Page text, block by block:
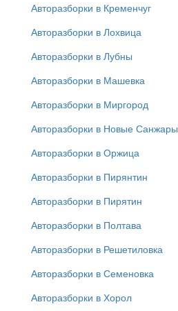
Авторазборки в Кременчуг
Авторазборки в Лохвица
Авторазборки в Лубны
Авторазборки в Машевка
Авторазборки в Миргород
Авторазборки в Новые Санжары
Авторазборки в Оржица
Авторазборки в Пирянтин
Авторазборки в Пирятин
Авторазборки в Полтава
Авторазборки в Решетиловка
Авторазборки в Семеновка
Авторазборки в Хорол